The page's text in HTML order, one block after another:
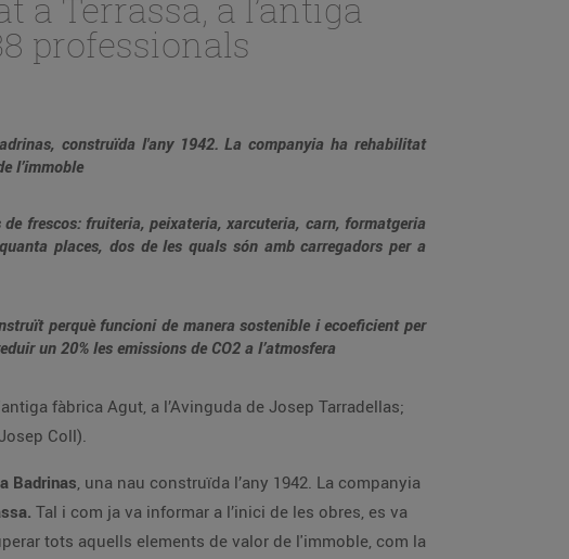
professionals
construïda l'any 1942. La companyia ha rehabilitat
l’immoble
frescos: fruiteria, peixateria, xarcuteria, carn, formatgeria
places, dos de les quals són amb carregadors per a
perquè funcioni de manera sostenible i ecoeficient per
un 20% les emissions de CO2 a l’atmosfera
fàbrica Agut, a l’Avinguda de Josep Tarradellas;
Coll).
Badrinas, una nau construïda l’any 1942. La companyia
Tal i com ja va informar a l’inici de les obres, es va
tots aquells elements de valor de l'immoble, com la